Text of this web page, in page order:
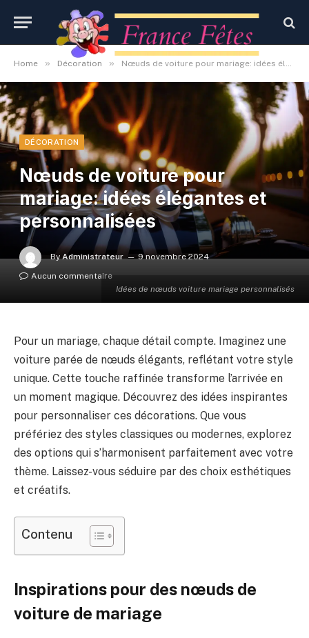
Home » Décoration » Nœuds de voiture pour mariage: idées élégantes et personnalisées
Idées de nœuds voiture mariage personnalisés
DÉCORATION
Nœuds de voiture pour
mariage: idées élégantes et
personnalisées
By Administrateur
9 novembre 2024
Aucun commentaire
Pour un mariage, chaque détail compte. Imaginez une
voiture parée de nœuds élégants, reflétant votre style
unique. Cette touche raffinée transforme l’arrivée en
un moment magique. Découvrez des idées inspirantes
pour personnaliser ces décorations. Que vous
préfériez des styles classiques ou modernes, explorez
des options qui s’harmonisent parfaitement avec votre
thème. Laissez-vous séduire par des choix esthétiques
et créatifs.
Contenu
Inspirations pour des nœuds de
voiture de mariage